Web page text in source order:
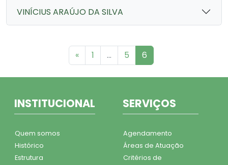
VINÍCIUS ARAÚJO DA SILVA
« 1 ... 5 6
INSTITUCIONAL
Quem somos
Histórico
Estrutura
SERVIÇOS
Agendamento
Áreas de Atuação
Critérios de